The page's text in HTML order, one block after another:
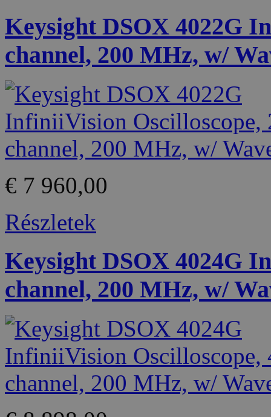
Keysight DSOX 4022G
channel, 200 MHz, w/
€ 7 960,00
Részletek
Keysight DSOX 4024G
channel, 200 MHz, w/